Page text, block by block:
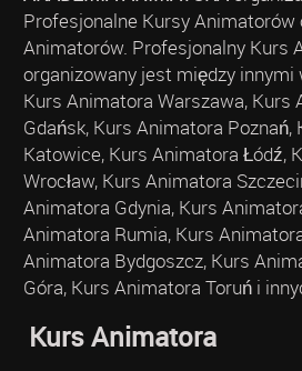
Profesjonalne Kursy Animatorów
Animatorów. Profesjonalny Kurs
organizowany jest między innymi
Kurs Animatora Warszawa, Kurs
Gdańsk, Kurs Animatora Poznań,
Katowice, Kurs Animatora Łódź,
Wrocław, Kurs Animatora
Animatora Gdynia, Kurs
Animatora Rumia, Kurs
Animatora Bydgoszcz, Kurs
Góra, Kurs Animatora Toruń i
Kurs Animatora